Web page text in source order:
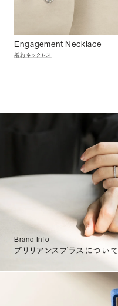
Engagement Necklace
婚約ネックレス
Brand Info
ブリリアンスプラスについて